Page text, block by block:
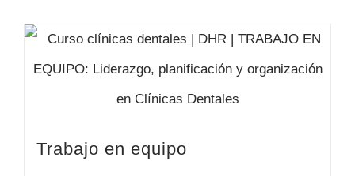
Trabajo en equipo